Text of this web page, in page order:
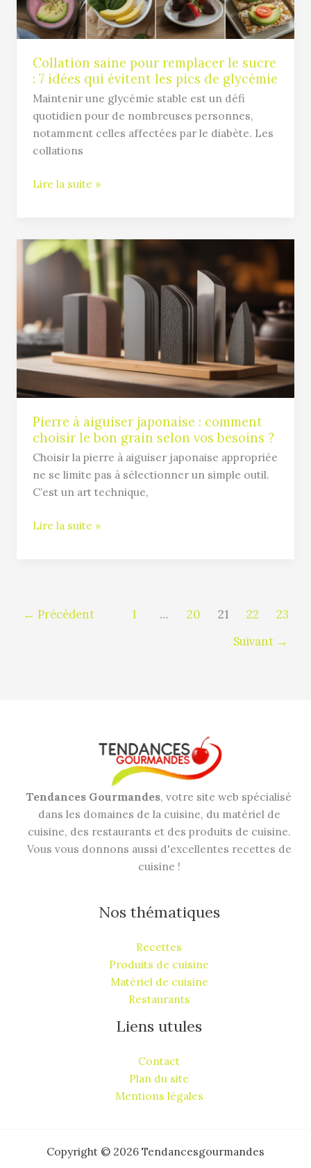
Collation saine pour remplacer le sucre
: 7 idées qui évitent les pics de glycémie
Maintenir une glycémie stable est un défi
quotidien pour de nombreuses personnes,
notamment celles affectées par le diabète. Les
collations
7
idées
évitent
les
pics
de
glycémie
Lire la suite »
Pierre à aiguiser japonaise : comment
choisir le bon grain selon vos besoins ?
Choisir la pierre à aiguiser japonaise appropriée
ne se limite pas à sélectionner un simple outil.
C’est un art technique,
Pierre
à
japonaise
comment
choisir
le
selon
vos
besoins
?
Lire la suite »
← Précédent 1 … 20 21 22
23
Suivant →
Tendances Gourmandes, votre site web spécialisé
dans les domaines de la cuisine, du matériel de
cuisine, des restaurants et des produits de cuisine.
Vous vous donnons aussi d'excellentes recettes de
cuisine !
Nos thématiques
Recettes
Produits de cuisine
Matériel de cuisine
Restaurants
Liens utules
Contact
Plan du site
Mentions légales
Copyright © 2026 Tendancesgourmandes